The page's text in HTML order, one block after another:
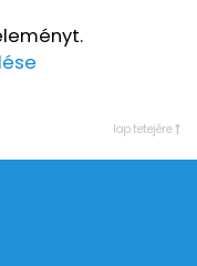
lap tetejére